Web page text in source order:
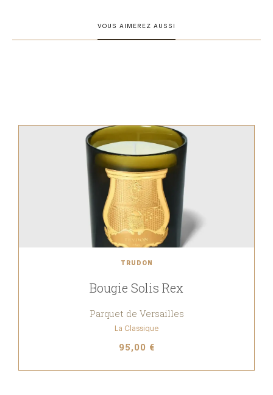
VOUS AIMEREZ AUSSI
TRUDON
Bougie Solis Rex
Parquet de Versailles
La Classique
95,00 €